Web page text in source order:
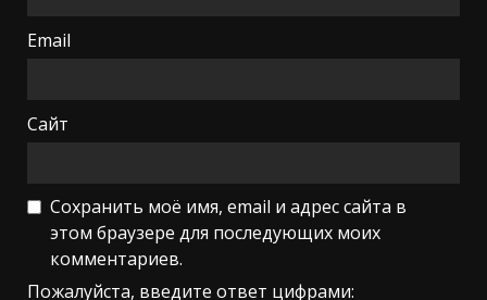
Email
Сайт
Сохранить моё имя, email и адрес сайта в
этом браузере для последующих моих
комментариев.
Пожалуйста, введите ответ цифрами: